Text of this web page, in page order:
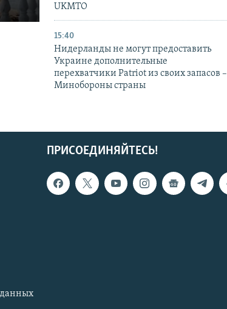
UKMTO
15:40
Нидерланды не могут предоставить
Украине дополнительные
перехватчики Patriot из своих запасов –
Минобороны страны
ПРИСОЕДИНЯЙТЕСЬ!